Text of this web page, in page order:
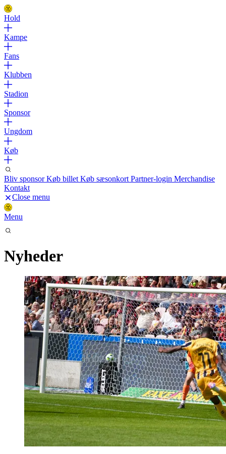
Hold
Kampe
Fans
Klubben
Stadion
Sponsor
Ungdom
Køb
Bliv sponsorKøb billet Køb sæsonkort Partner-login Merchandise
Kontakt
Close menu
Menu
Nyheder